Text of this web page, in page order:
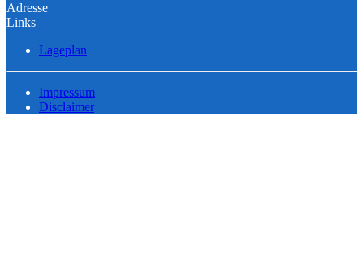
Adresse
Links
Lageplan
Impressum
Disclaimer